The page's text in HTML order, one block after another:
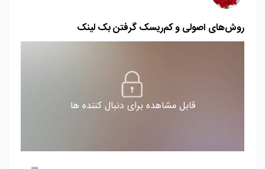
روش‌های اصولی و کم‌ریسک گرفتن بک لینک
قابل مشاهده برای دنبال کننده ها